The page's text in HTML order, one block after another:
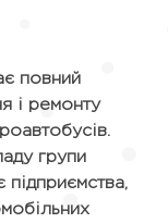
повний
і ремонту
групи